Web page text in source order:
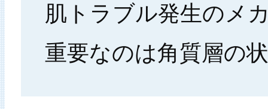
肌トラブル発生のメ
重要なのは角質層の